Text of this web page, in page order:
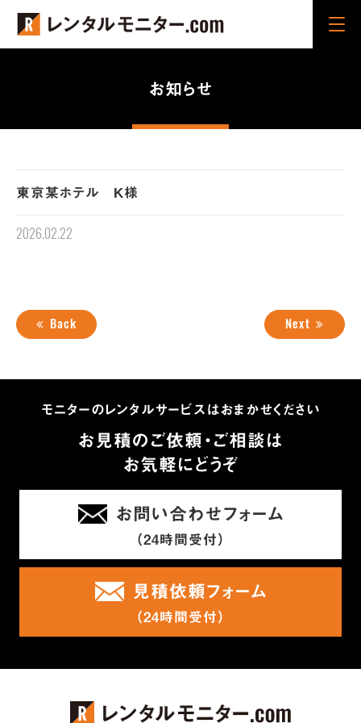
Cli
お知らせ
東京某ホテル K様
2026.02.22
Back Next
モニターのレンタルサービスはおまかせください
お見積のご依頼・ご相談は
お気軽にどうぞ
お問い合わせフォーム
（24時間受付）
見積依頼フォーム
（24時間受付）